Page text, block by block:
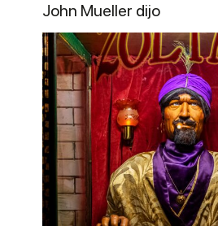
John Mueller dijo